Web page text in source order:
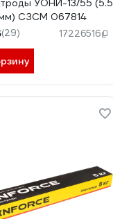
УОНИ-13/55 (5.5
мм) СЗСМ 067814
(29) 17226516